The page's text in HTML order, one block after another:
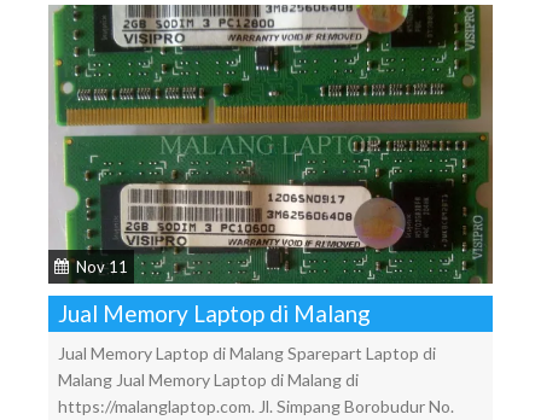
Nov 11
Jual Memory Laptop di Malang
Jual Memory Laptop di Malang Sparepart Laptop di
Malang Jual Memory Laptop di Malang di
https://malanglaptop.com. Jl. Simpang Borobudur No.